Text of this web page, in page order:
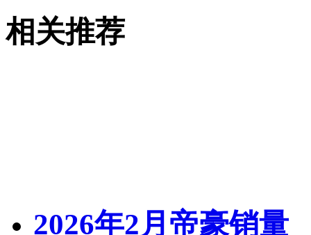
相关推荐
2026年2月帝豪销量